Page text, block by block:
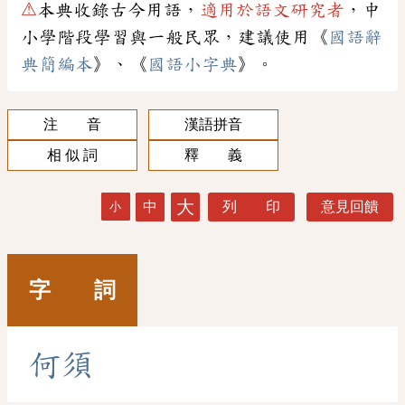
⚠本典收錄古今用語， 適用於語文研究者 ，中
小學階段學習與一般民眾，建議使用《 國語辭
典簡編本》、《 國語小字典》。
注 音
漢語拼音
相 似 詞
釋 義
小 中 大 列 印 意見回饋
字 詞
何須